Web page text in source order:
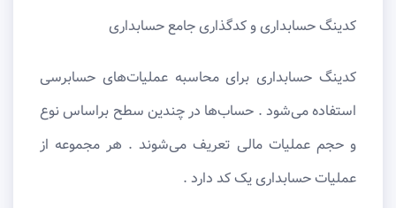
کدینگ حسابداری و کدگذاری جامع حسابداری
کدینگ حسابداری برای محاسبه عملیات‌های حسابرسی
استفاده می‌شود . حساب‌ها در چندین سطح براساس نوع
و حجم عملیات مالی تعریف می‌شوند . هر مجموعه از
عملیات حسابداری یک کد دارد .